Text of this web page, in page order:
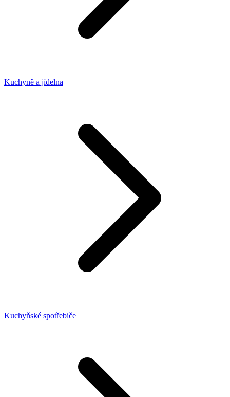
Kuchyně a jídelna
Kuchyňské spotřebiče